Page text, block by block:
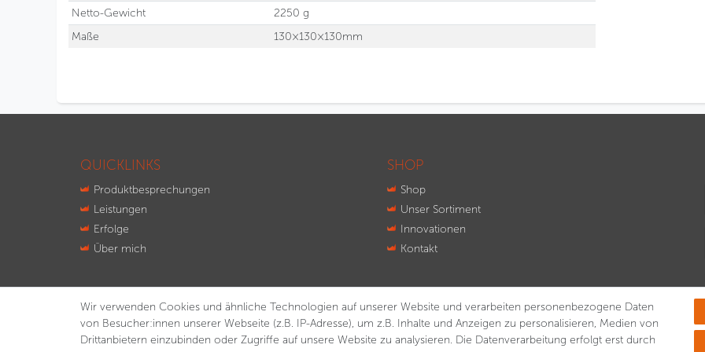
Netto-Gewicht
2250 g
Maße
130×130×130mm
QUICKLINKS
Produktbesprechungen
Leistungen
Erfolge
Über mich
SHOP
Shop
Unser Sortiment
Innovationen
Kontakt
Wir verwenden Cookies und ähnliche Technologien auf unserer Website und verarbeiten personenbezogene Daten
von Besucher:innen unserer Webseite (z.B. IP-Adresse), um z.B. Inhalte und Anzeigen zu personalisieren, Medien von
Drittanbietern einzubinden oder Zugriffe auf unsere Website zu analysieren. Die Datenverarbeitung erfolgt erst durch